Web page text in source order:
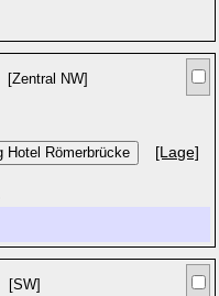
[Zentral NW]
[Lage]
[SW]